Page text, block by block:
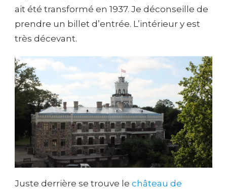
ait été transformé en 1937. Je déconseille de
prendre un billet d’entrée. L’intérieur y est
très décevant.
Juste derrière se trouve le château de